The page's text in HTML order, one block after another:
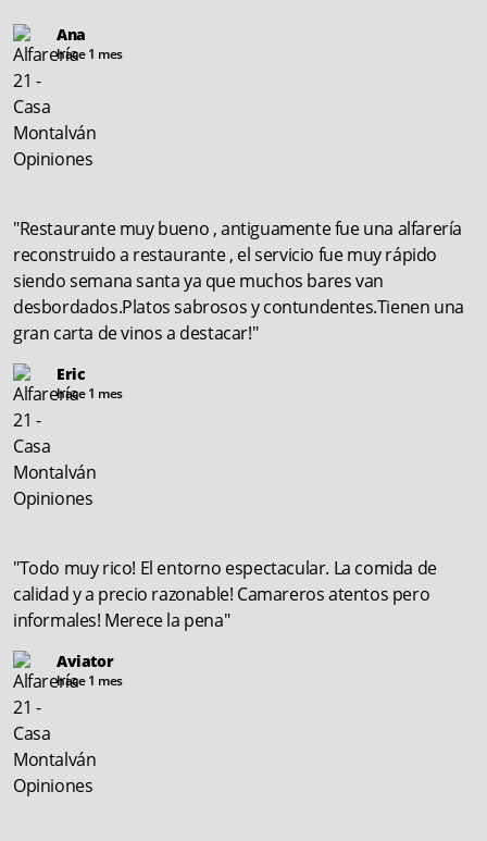
Ana
hace 1 mes
"Restaurante muy bueno , antiguamente fue una alfarería
reconstruido a restaurante , el servicio fue muy rápido
siendo semana santa ya que muchos bares van
desbordados.Platos sabrosos y contundentes.Tienen una
gran carta de vinos a destacar!"
Eric
hace 1 mes
"Todo muy rico! El entorno espectacular. La comida de
calidad y a precio razonable! Camareros atentos pero
informales! Merece la pena"
Aviator
hace 1 mes